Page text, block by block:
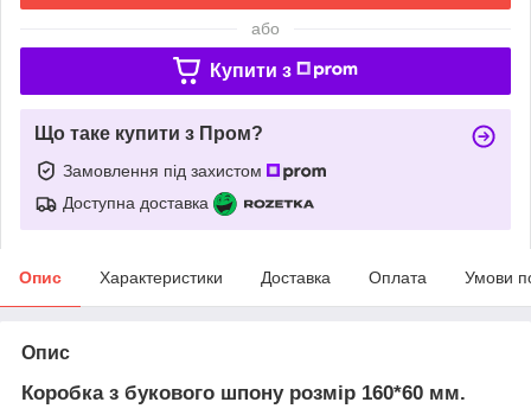
або
Купити з
Що таке купити з Пром?
Замовлення під захистом
Доступна доставка
Опис Характеристики Доставка Оплата Умови
Опис
Коробка з букового шпону розмір 160*60 мм.